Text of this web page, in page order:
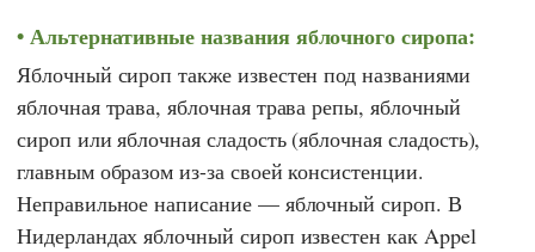
Альтернативные названия яблочного сиропа:
Яблочный сироп также известен под названиями
яблочная трава, яблочная трава репы, яблочный
сироп или яблочная сладость (яблочная сладость),
главным образом из-за своей консистенции.
Неправильное написание — яблочный сироп. В
Нидерландах яблочный сироп известен как Appel